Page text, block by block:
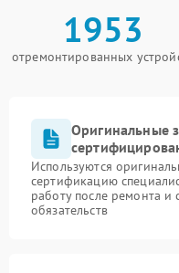
1953
отремонтированных
Оригинальные
Используются
сертификацию
работу после ремонта и
обязательств